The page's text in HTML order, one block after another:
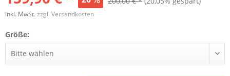
inkl. MwSt.zzgl. Versandkosten
Größe: